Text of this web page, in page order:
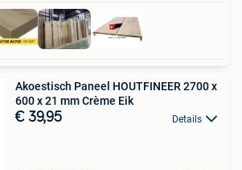
Akoestisch Paneel HOUTFINEER 2700 x
600 x 21 mm Crème Eik
€ 39,95 Details